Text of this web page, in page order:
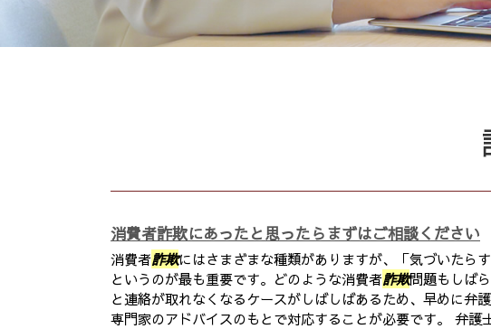
消費者詐欺にあったと思ったらまずはご相談ください
消費者詐欺にはさまざまな種類がありますが、「気づいたらす
というのが最も重要です。どのような消費者詐欺問題もしば
と連絡が取れなくなるケースがしばしばあるため、早めに弁
専門家のアドバイスのもとで対応することが必要です。 弁護